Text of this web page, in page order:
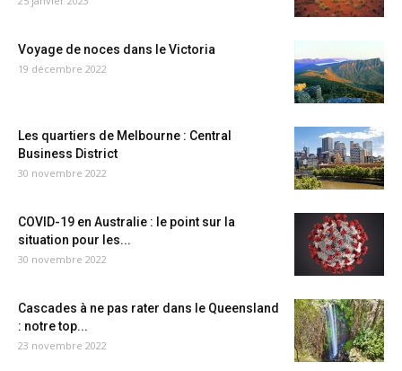
Voyage de noces dans le Victoria
19 décembre 2022
Les quartiers de Melbourne : Central
Business District
30 novembre 2022
COVID-19 en Australie : le point sur la
situation pour les...
30 novembre 2022
Cascades à ne pas rater dans le Queensland
: notre top...
23 novembre 2022